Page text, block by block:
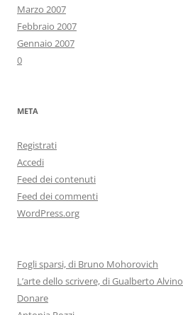
Marzo 2007
Febbraio 2007
Gennaio 2007
0
META
Registrati
Accedi
Feed dei contenuti
Feed dei commenti
WordPress.org
Fogli sparsi, di Bruno Mohorovich
L’arte dello scrivere, di Gualberto Alvino
Donare